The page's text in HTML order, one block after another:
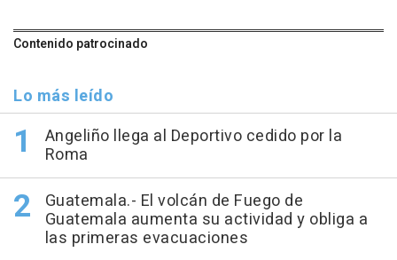
Contenido patrocinado
Lo más leído
Angeliño llega al Deportivo cedido por la
Roma
Guatemala.- El volcán de Fuego de
Guatemala aumenta su actividad y obliga a
las primeras evacuaciones